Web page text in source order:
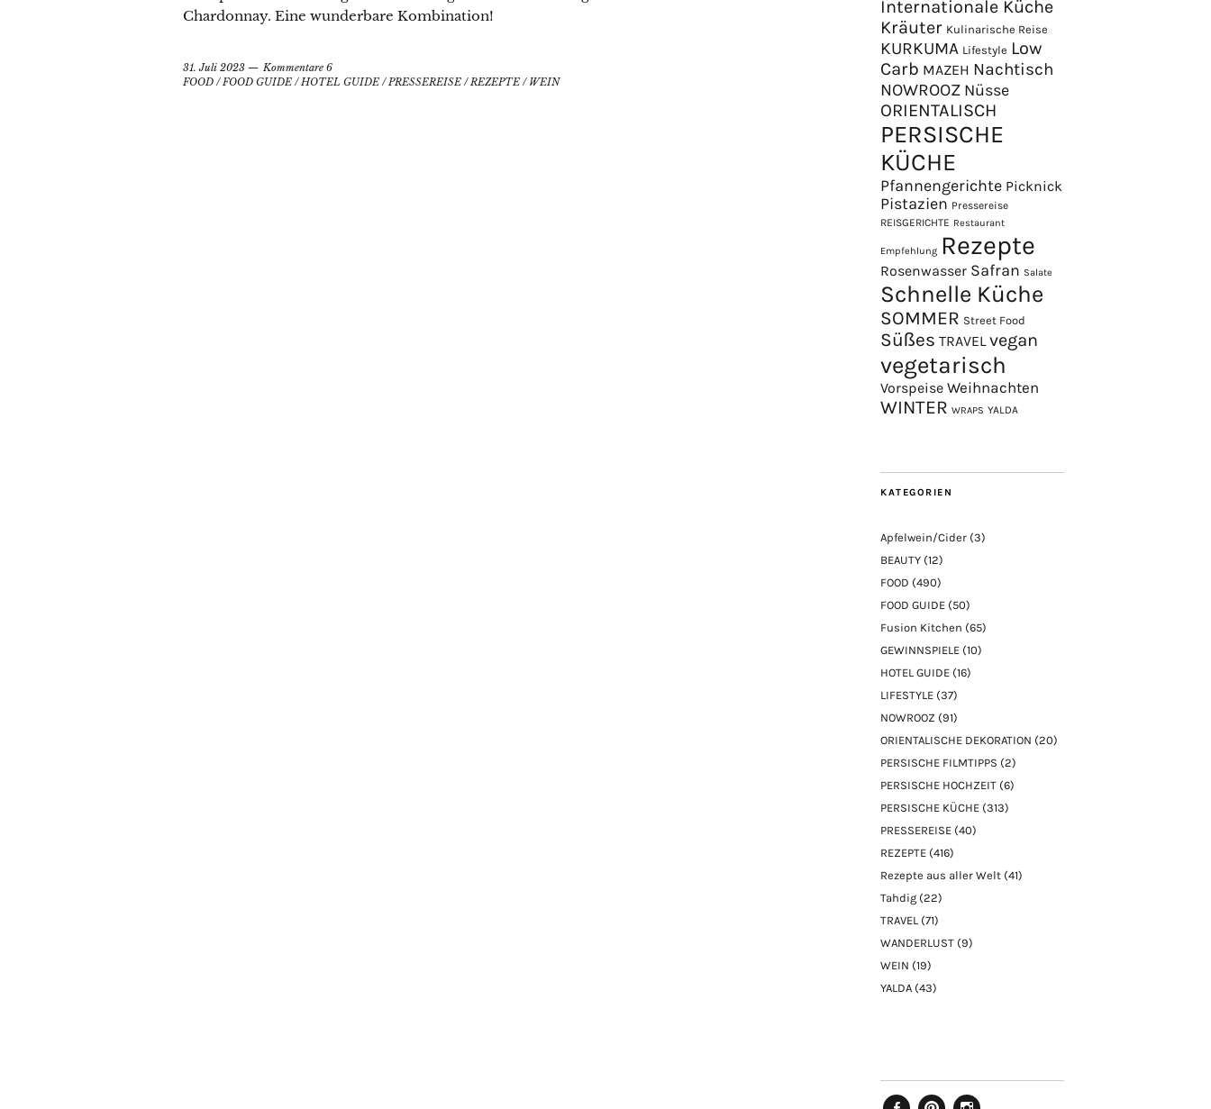
Chardonnay. Eine wunderbare Kombination!
31. Juli 2023
Kommentare 6
FOOD /FOOD GUIDE /HOTEL GUIDE /PRESSEREISE /REZEPTE / WEIN
Internationale Küche
Kräuter Kulinarische Reise
KURKUMA Lifestyle Low
Carb MAZEH Nachtisch
NOWROOZ Nüsse
ORIENTALISCH
PERSISCHE
KÜCHE
Pfannengerichte Picknick
Pistazien Pressereise
REISGERICHTE Restaurant
Empfehlung Rezepte
Rosenwasser Safran Salate
Schnelle Küche
SOMMER Street Food
Süßes TRAVEL vegan
vegetarisch
Vorspeise Weihnachten
WINTER WRAPS YALDA
KATEGORIEN
Apfelwein/Cider (3)
BEAUTY (12)
FOOD (490)
FOOD GUIDE (50)
Fusion Kitchen (65)
GEWINNSPIELE (10)
HOTEL GUIDE (16)
LIFESTYLE (37)
NOWROOZ (91)
ORIENTALISCHE DEKORATION (20)
PERSISCHE FILMTIPPS (2)
PERSISCHE HOCHZEIT (6)
PERSISCHE KÜCHE (313)
PRESSEREISE (40)
REZEPTE (416)
Rezepte aus aller Welt (41)
Tahdig (22)
TRAVEL (71)
WANDERLUST (9)
WEIN (19)
YALDA (43)